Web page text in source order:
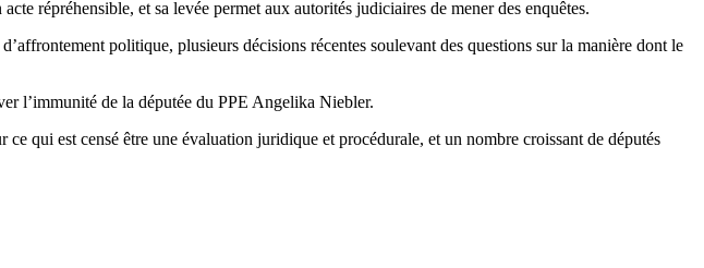
répréhensible, et sa levée permet aux autorités judiciaires de mener des enquêtes.
politique, plusieurs décisions récentes soulevant des questions sur la manière dont le
l’immunité de la députée du PPE Angelika Niebler.
qui est censé être une évaluation juridique et procédurale, et un nombre croissant de députés